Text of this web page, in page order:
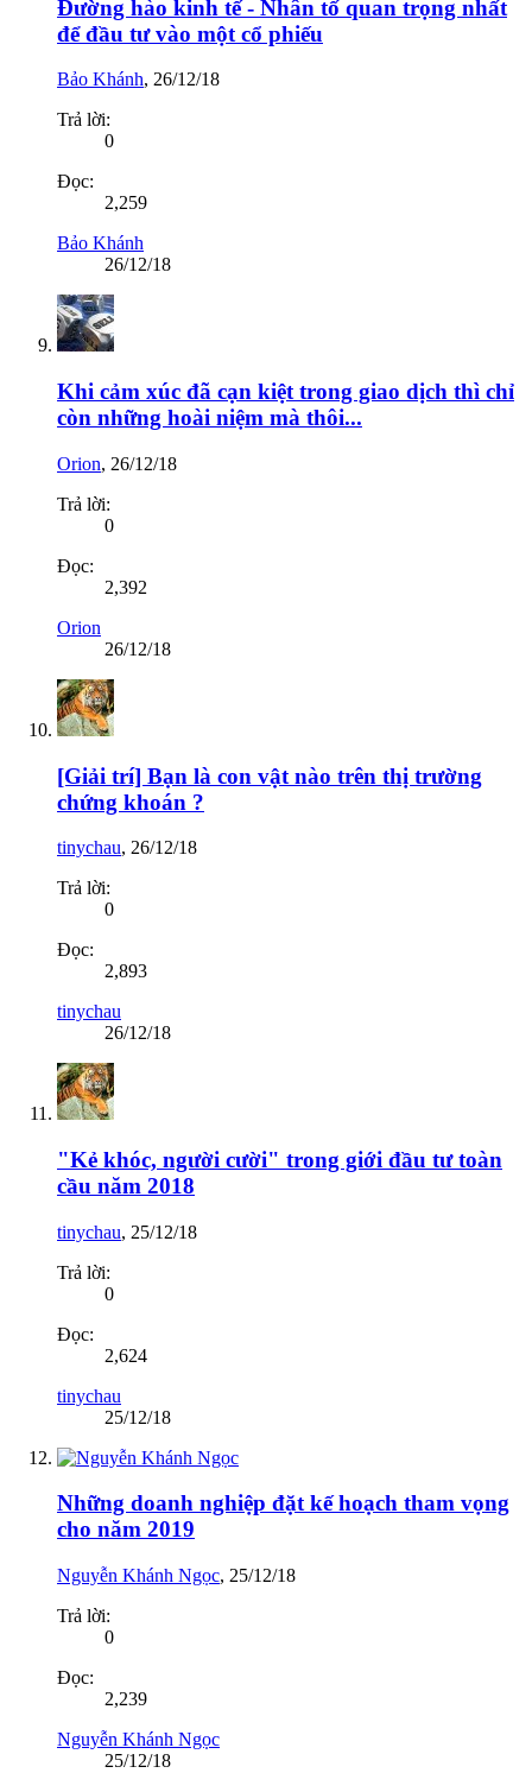
Đường hào kinh tế - Nhân tố quan trọng nhất
để đầu tư vào một cổ phiếu
Bảo Khánh, 26/12/18
Trả lời:
0
Đọc:
2,259
Bảo Khánh
26/12/18
Khi cảm xúc đã cạn kiệt trong giao dịch thì chỉ
còn những hoài niệm mà thôi...
Orion, 26/12/18
Trả lời:
0
Đọc:
2,392
Orion
26/12/18
[Giải trí] Bạn là con vật nào trên thị trường
chứng khoán ?
tinychau, 26/12/18
Trả lời:
0
Đọc:
2,893
tinychau
26/12/18
"Kẻ khóc, người cười" trong giới đầu tư toàn
cầu năm 2018
tinychau, 25/12/18
Trả lời:
0
Đọc:
2,624
tinychau
25/12/18
Những doanh nghiệp đặt kế hoạch tham vọng
cho năm 2019
Nguyễn Khánh Ngọc, 25/12/18
Trả lời:
0
Đọc:
2,239
Nguyễn Khánh Ngọc
25/12/18